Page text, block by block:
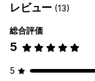
レビュー (13)
総合評価
5
5